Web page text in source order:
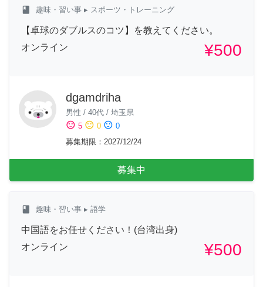
class 趣味・習い事 ▸ スポーツ・トレーニング
【卓球のダブルスのコツ】を教えてください。
オンライン
¥500
dgamdriha
男性 / 40代 / 埼玉県
sentiment_satisfied 5 sentiment_neutral 0 sentiment_dissatisfied 0
募集期限 ： 2027/12/24
募集中
class 趣味・習い事 ▸ 語学
中国語をお任せください！(台湾出身)
オンライン
¥500